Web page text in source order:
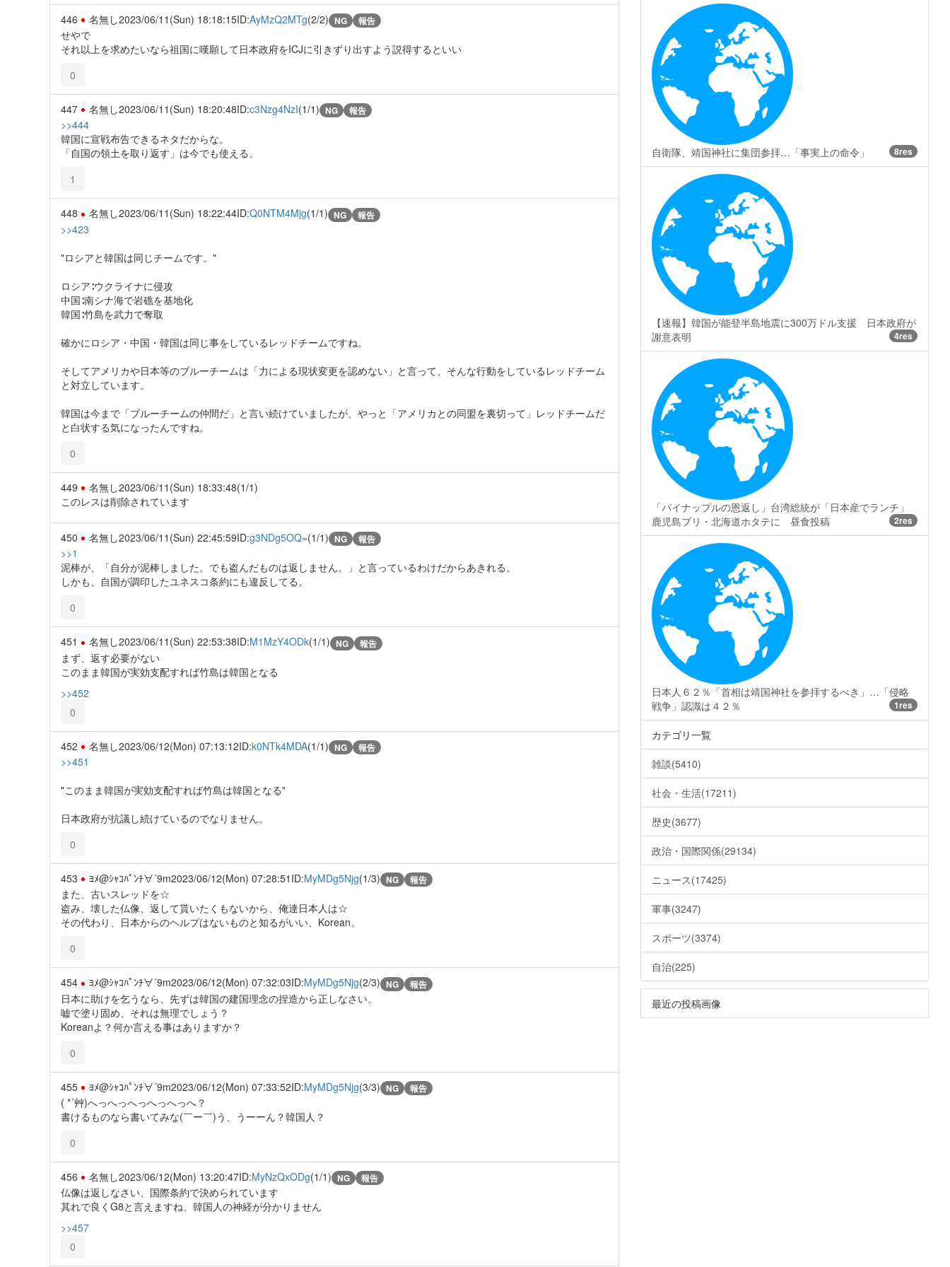
446 名無し2023/06/11(Sun) 18:18:15ID:AyMzQ2MTg(2/2) NG 報告
せやで
それ以上を求めたいなら祖国に嘆願して日本政府をICJに引きずり出すよう説得するといい
0
447 名無し2023/06/11(Sun) 18:20:48ID:c3Nzg4NzI(1/1) NG 報告
>>444
韓国に宣戦布告できるネタだからな。
「自国の領土を取り返す」は今でも使える。
1
448 名無し2023/06/11(Sun) 18:22:44ID:Q0NTM4Mjg(1/1) NG 報告
>>423
"ロシアと韓国は同じチームです。"
ロシア∶ウクライナに侵攻
中国∶南シナ海で岩礁を基地化
韓国∶竹島を武力で奪取
確かにロシア・中国・韓国は同じ事をしているレッドチームですね。
そしてアメリカや日本等のブルーチームは「力による現状変更を認めない」と言って、そんな行動をしているレッドチーム
と対立しています。
韓国は今まで「ブルーチームの仲間だ」と言い続けていましたが、やっと「アメリカとの同盟を裏切って」レッドチームだ
と白状する気になったんですね。
0
449 名無し2023/06/11(Sun) 18:33:48(1/1)
このレスは削除されています
450 名無し2023/06/11(Sun) 22:45:59ID:g3NDg5OQ=(1/1) NG 報告
>>1
泥棒が、「自分が泥棒しました。でも盗んだものは返しません。」と言っているわけだからあきれる。
しかも、自国が調印したユネスコ条約にも違反してる。
0
451 名無し2023/06/11(Sun) 22:53:38ID:M1MzY4ODk(1/1) NG 報告
まず、返す必要がない
このまま韓国が実効支配すれば竹島は韓国となる
>>452
0
452 名無し2023/06/12(Mon) 07:13:12ID:k0NTk4MDA(1/1) NG 報告
>>451
"このまま韓国が実効支配すれば竹島は韓国となる"
日本政府が抗議し続けているのでなりません。
0
453 ﾖﾒ@ｼｬｺﾊﾟﾝﾁ∀´9m2023/06/12(Mon) 07:28:51 ID:MyMDg5Njg(1/3) NG 報告
また、古いスレッドを☆
盗み、壊した仏像、返して貰いたくもないから、俺達日本人は☆
その代わり、日本からのヘルプはないものと知るがいい、Korean。
0
454 ﾖﾒ@ｼｬｺﾊﾟﾝﾁ∀´9m2023/06/12(Mon) 07:32:03ID:MyMDg5Njg(2/3) NG 報告
日本に助けを乞うなら、先ずは韓国の建国理念の捏造から正しなさい。
嘘で塗り固め、それは無理でしょう？
Koreanよ？何か言える事はありますか？
0
455 ﾖﾒ@ｼｬｺﾊﾟﾝﾁ∀´9m2023/06/12(Mon) 07:33:52ID:MyMDg5Njg(3/3) NG 報告
( *´艸)へっへっへっへっへっへ？
書けるものなら書いてみな(￣ー￣)う、うーーん？韓国人？
0
456 名無し2023/06/12(Mon) 13:20:47ID:MyNzQxODg(1/1) NG 報告
仏像は返しなさい、国際条約で決められています
其れで良くG8と言えますね、韓国人の神経が分かりません
>>457
0
自衛隊、靖国神社に集団参拝…「事実上の命令」 8res
【速報】韓国が能登半島地震に300万ドル支援 日本政府が
謝意表明
4res
「パイナップルの恩返し」台湾総統が「日本産でランチ」
鹿児島ブリ・北海道ホタテに 昼食投稿
2res
日本人６２％「首相は靖国神社を参拝するべき」…「侵略
戦争」認識は４２％
1res
カテゴリ一覧
雑談(5410)
社会・生活(17211)
歴史(3677)
政治・国際関係(29134)
ニュース(17425)
軍事(3247)
スポーツ(3374)
自治(225)
最近の投稿画像